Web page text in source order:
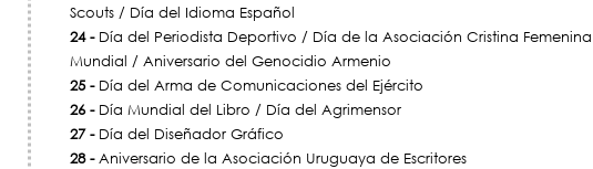
Scouts / Día del Idioma Español
24 -Día del Periodista Deportivo / Día de la Asociación Cristina Femenina
Mundial / Aniversario del Genocidio Armenio
25 -Día del Arma de Comunicaciones del Ejército
26 -Día Mundial del Libro / Día del Agrimensor
27 -Día del Diseñador Gráfico
28 -Aniversario de la Asociación Uruguaya de Escritores